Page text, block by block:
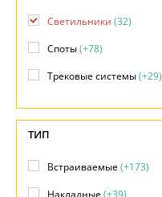
Доставка и оплата
Гарантия
Возврат
Установка
Бренды
Контакты
Светильники (32)
Споты(+78)
Трековые системы(+29)
ТИП
Встраиваемые(+173)
Накладные(+39)